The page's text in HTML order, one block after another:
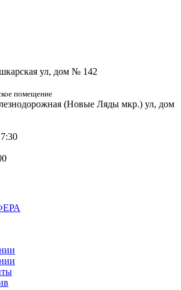
ул, дом № 142
помещение
(Новые Ляды мкр.) ул, дом